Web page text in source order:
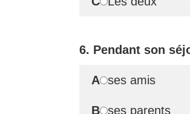
6. Pendant son
A ses amis
B ses parents